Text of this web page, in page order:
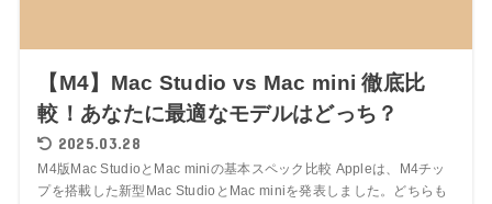
【M4】Mac Studio vs Mac mini 徹底比
較！あなたに最適なモデルはどっち？
2025.03.28
M4版Mac StudioとMac miniの基本スペック比較 Appleは、M4チッ
プを搭載した新型Mac StudioとMac miniを発表しました。どちらも